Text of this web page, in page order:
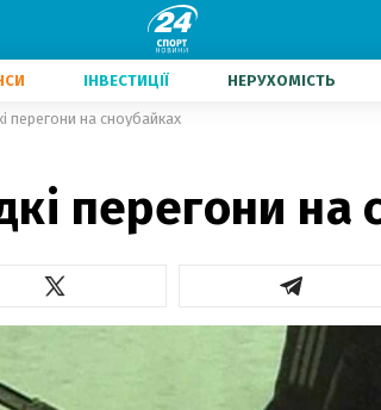
ІНВЕСТИЦІЇ НЕРУХОМІСТЬ
перегони на сноубайках
перегони на